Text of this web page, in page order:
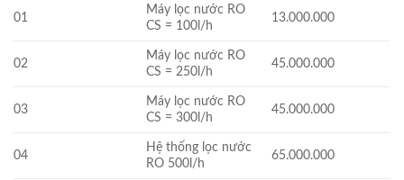
01
Máy lọc nước RO
CS = 100l/h
13.000.000
02
Máy lọc nước RO
CS = 250l/h
45.000.000
03
Máy lọc nước RO
CS = 300l/h
45.000.000
04
Hệ thống lọc nước
RO 500l/h
65.000.000